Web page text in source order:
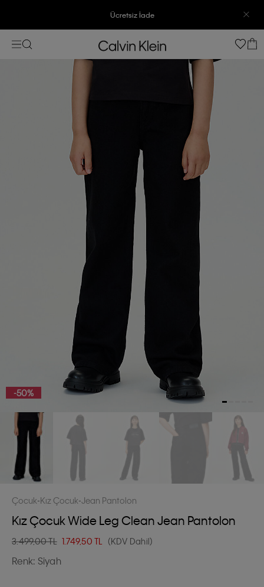
Ücretsiz İade
3500 TL Üzeri Ücretsiz Kargo
3500 TL Üzeri Ücretsiz Kargo
7500 TL Ve Üzeri Alışverişlerinizde 6 Taksit İmkanı
7500 TL Ve Üzeri Alışverişlerinizde 6 Taksit İmkanı
-50%
Çocuk Kız Çocuk Jean Pantolon
Kız Çocuk Wide Leg Clean Jean Pantolon
3.499,00 TL 1.749,50 TL (KDV Dahil)
Renk: Siyah